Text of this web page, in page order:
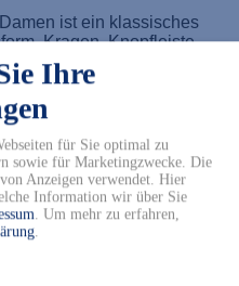
Ihre
für Sie optimal zu
sowie für Marketingzwecke. Die
Anzeigen verwendet. Hier
Information wir über Sie
. Um mehr zu erfahren,
.
ist ein klassisches
Kragen, Knopfleiste
für den beruflichen
Industrie, Logistik,
Hergestellt aus einer
50% Polyester mit
g/m², bietet es Form-
Wäschen.
nach EN
über einen Leasingkragen
ist nicht als persönliche
Eignung für den